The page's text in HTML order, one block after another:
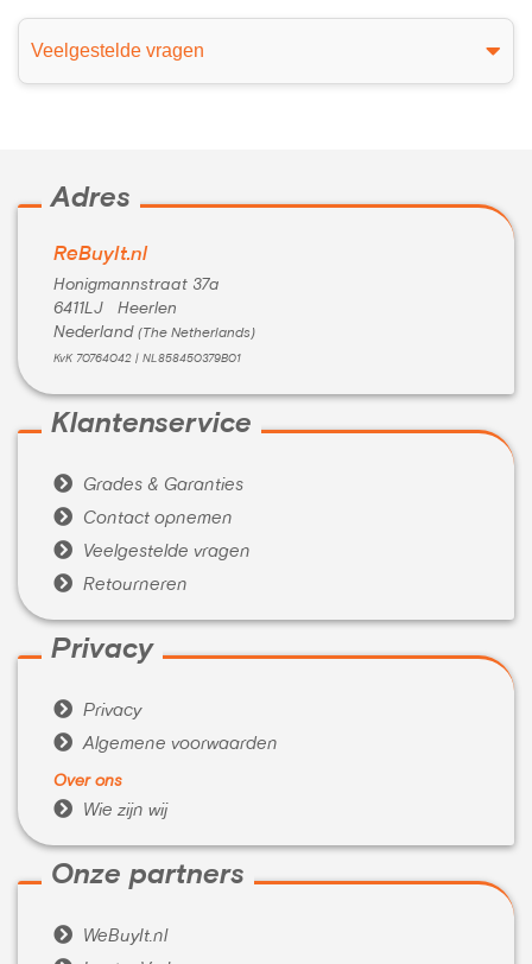
Veelgestelde vragen
Adres
ReBuyIt.nl
Honigmannstraat 37a
6411LJ Heerlen
Nederland (The Netherlands)
KvK 70764042 | NL858450379B01
Klantenservice
 Grades & Garanties
 Contact opnemen
 Veelgestelde vragen
 Retourneren
Privacy
 Privacy
 Algemene voorwaarden
Over ons
 Wie zijn wij
Onze partners
 WeBuyIt.nl